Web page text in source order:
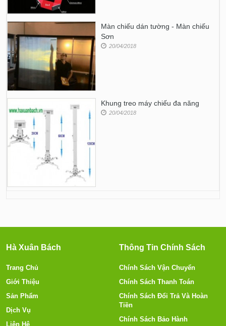
Màn chiếu dán tường - Màn chiếu
Sơn
20/04/2018
Khung treo máy chiếu đa năng
20/04/2018
Hà Xuân Bách
Trang Chủ
Giới Thiệu
Sản Phẩm
Dịch Vụ
Liên Hệ
Thông Tin Chính Sách
Chính Sách Vận Chuyển
Chính Sách Thanh Toán
Chính Sách Đổi Trả Và Hoàn
Tiền
Chính Sách Bảo Hành